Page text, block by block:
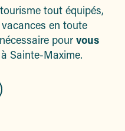
tout équipés,
en toute
pour vous
à Sainte-Maxime.